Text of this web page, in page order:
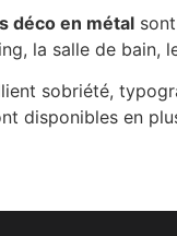
déco en métal
la salle de bain,
sobriété,
disponibles en